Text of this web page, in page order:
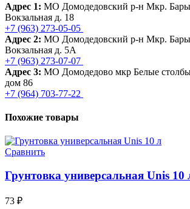
Адрес 1: МО Домодедовский р-н Мкр.
Вокзальная д. 18
+7 (963) 273-05-05
Адрес 2: МО Домодедовский р-н Мкр.
Вокзальная д. 5А
+7 (963) 273-07-07
Адрес 3: МО Домодедово мкр Белые
дом 86
+7 (964) 703-77-22
Похожие товары
Сравнить
Грунтовка универсальная Unis 10
73 ₽